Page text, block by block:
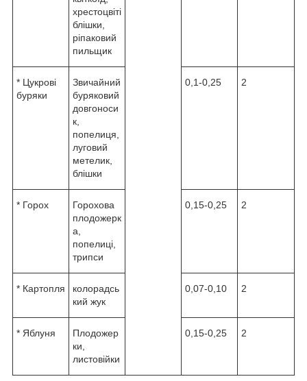
хрестоцвіті
блішки,
ріпаковий
пильщик
* Цукрові
буряки
Звичайний
буряковий
довгоноси
к,
попелиця,
луговий
метелик,
блішки
0,1-0,25 2
* Горох
Горохова
плодожерк
а,
попелиці,
трипси
0,15-0,25 2
* Картопля
колорадсь
кий жук
0,07-0,10 2
* Яблуня
Плодожер
ки,
листовійки
0,15-0,25 2